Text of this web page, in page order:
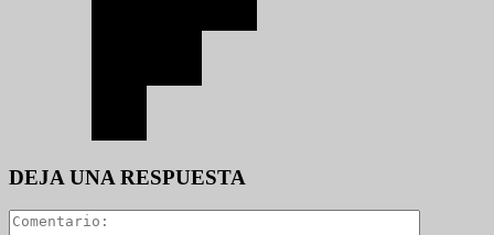
DEJA UNA RESPUESTA